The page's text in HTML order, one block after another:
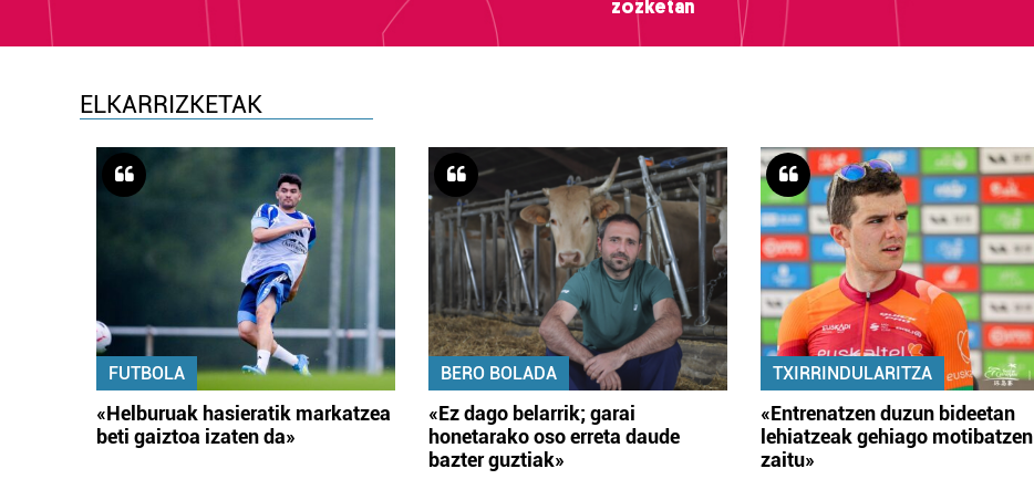
zozketan
ELKARRIZKETAK
FUTBOLA
«Helburuak hasieratik markatzea
beti gaiztoa izaten da»
BERO BOLADA
«Ez dago belarrik; garai
honetarako oso erreta daude
bazter guztiak»
TXIRRINDULARITZA
«Entrenatzen duzun bideetan
lehiatzeak gehiago motibatzen
zaitu»